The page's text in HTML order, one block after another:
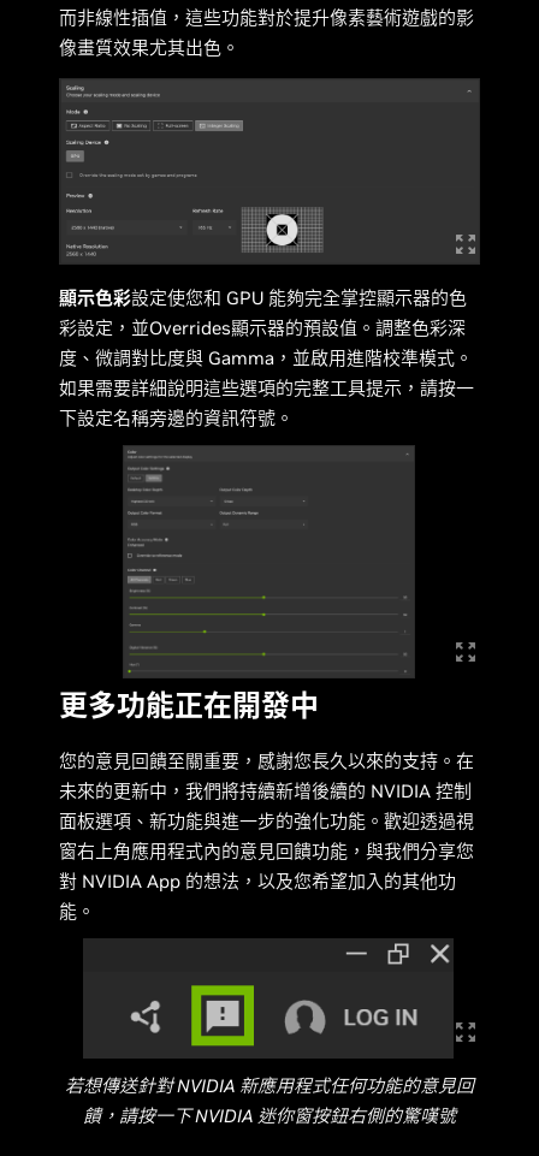
而非線性插值，這些功能對於提升像素藝術遊戲的影
像畫質效果尤其出色。
顯示色彩設定使您和 GPU 能夠完全掌控顯示器的色
彩設定，並Overrides顯示器的預設值。調整色彩深
度、微調對比度與 Gamma，並啟用進階校準模式。
如果需要詳細說明這些選項的完整工具提示，請按一
下設定名稱旁邊的資訊符號。
更多功能正在開發中
您的意見回饋至關重要，感謝您長久以來的支持。在
未來的更新中，我們將持續新增後續的 NVIDIA 控制
面板選項、新功能與進一步的強化功能。歡迎透過視
窗右上角應用程式內的意見回饋功能，與我們分享您
對 NVIDIA App 的想法，以及您希望加入的其他功
能。
若想傳送針對 NVIDIA 新應用程式任何功能的意見回
饋，請按一下 NVIDIA 迷你窗按鈕右側的驚嘆號